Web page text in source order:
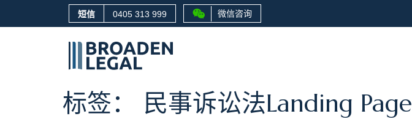
短信 0405 313 999 微信咨询
标签： 民事诉讼法Landing Page